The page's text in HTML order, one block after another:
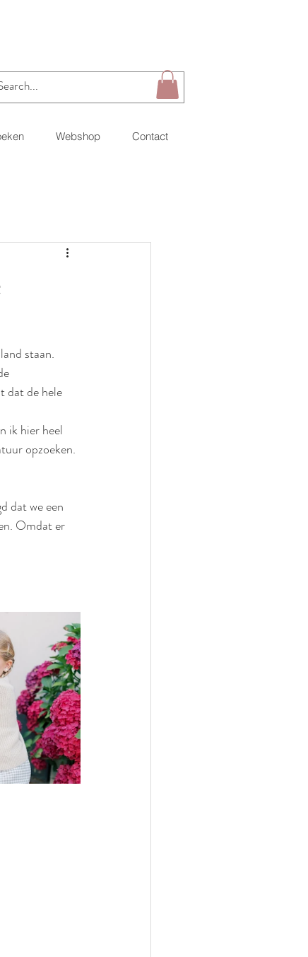
Webshop Contact
staan.
dat de hele
ik hier heel
opzoeken.
dat we een
Omdat er